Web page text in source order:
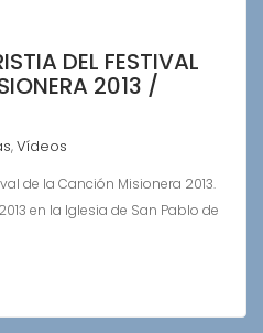
DEL FESTIVAL
2013 /
,Vídeos
de la Canción Misionera 2013.
en la Iglesia de San Pablo de